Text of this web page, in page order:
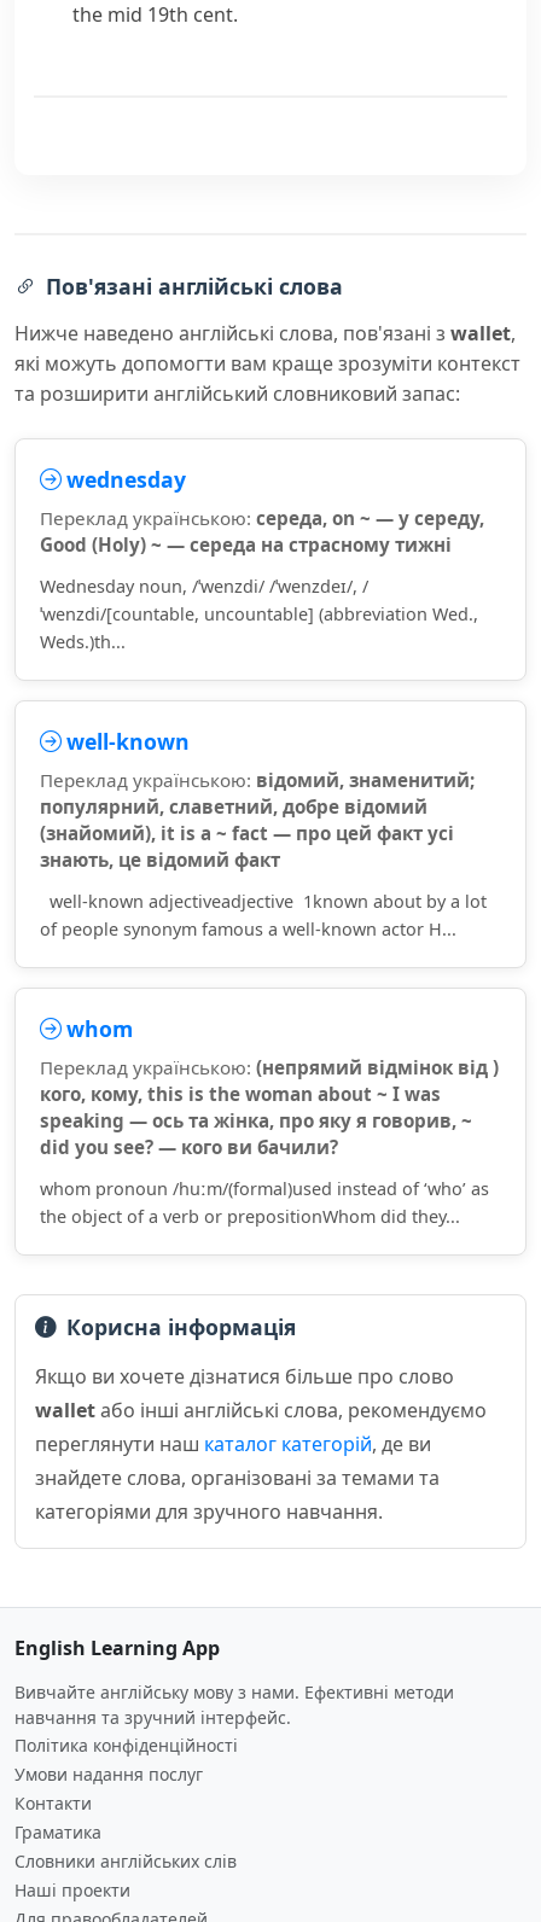
the mid 19th cent.
Пов'язані англійські слова
Нижче наведено англійські слова, пов'язані з wallet,
які можуть допомогти вам краще зрозуміти контекст
та розширити англійський словниковий запас:
wednesday
Переклад українською: середа, on ~ — у середу,
Good (Holy) ~ — середа на страсному тижні
Wednesday noun, /ˈwenzdi/ /ˈwenzdeɪ/, /
ˈwenzdi/[countable, uncountable] (abbreviation Wed.,
Weds.)th...
well-known
Переклад українською: відомий, знаменитий;
популярний, славетний, добре відомий
(знайомий), it is a ~ fact — про цей факт усі
знають, це відомий факт
well-known adjectiveadjective 1known about by a lot
of people synonym famous a well-known actor H...
whom
Переклад українською: (непрямий відмінок від )
кого, кому, this is the woman about ~ I was
speaking — ось та жінка, про яку я говорив, ~
did you see? — кого ви бачили?
whom pronoun /huːm/(formal)used instead of ‘who’ as
the object of a verb or prepositionWhom did they...
Корисна інформація
Якщо ви хочете дізнатися більше про слово
walletабо інші англійські слова, рекомендуємо
переглянути наш каталог категорій, де ви
знайдете слова, організовані за темами та
категоріями для зручного навчання.
English Learning App
Вивчайте англійську мову з нами. Ефективні методи
навчання та зручний інтерфейс.
Політика конфіденційності
Умови надання послуг
Контакти
Граматика
Словники англійських слів
Наші проекти